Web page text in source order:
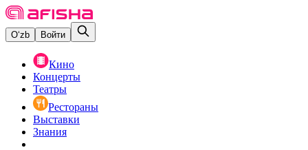
O‘zb Войти
Кино
Концерты
Театры
Рестораны
Выставки
Знания